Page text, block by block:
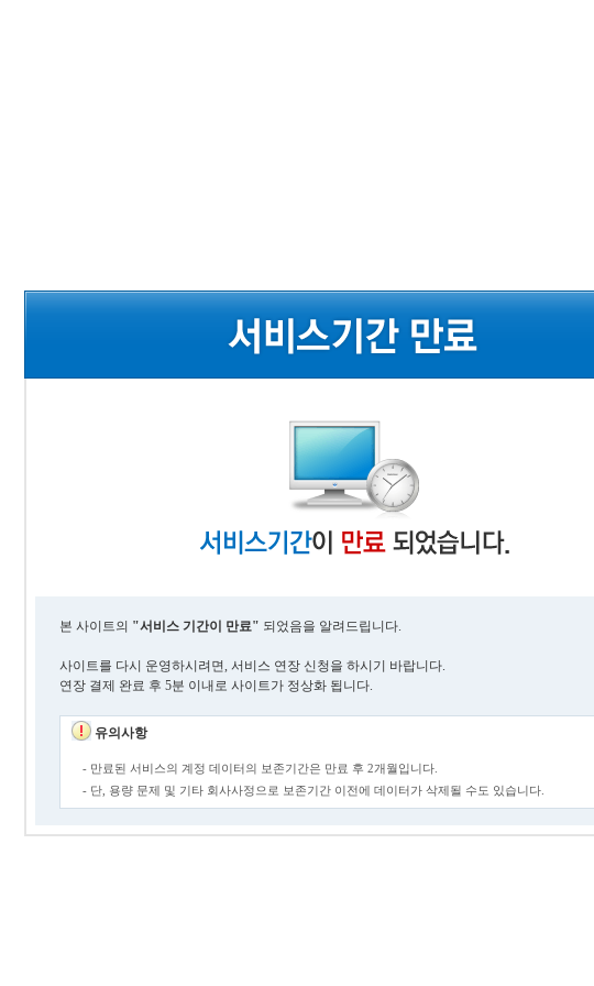
본 사이트의 "서비스 기간이 만료" 되었음을 알려드립니다.
사이트를 다시 운영하시려면, 서비스 연장 신청을 하시기 바랍니다.
연장 결제 완료 후 5분 이내로 사이트가 정상화 됩니다.
유의사항
- 만료된 서비스의 계정 데이터의 보존기간은 만료 후 2개월입니다.
- 단, 용량 문제 및 기타 회사사정으로 보존기간 이전에 데이터가 삭제될 수도 있습니다.